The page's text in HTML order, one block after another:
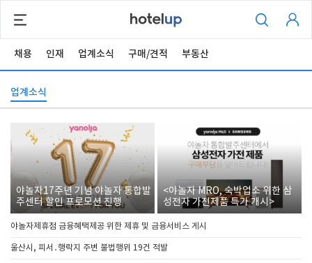
채용 인재 업계소식 구매/견적 부동산
업계소식
야놀자17주년 기념 야놀자 통합발
주센터 할인 프로모션 진행
<야놀자 MRO, 숙박업소 위한 삼
성전자 가전제품 특가 개시>
야놀자제휴점 금융혜택제공 위한 제휴 및 금융서비스 게시
울산시, 피서․행락지 주변 불법행위 19건 적발